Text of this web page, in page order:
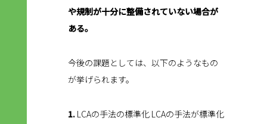
や規制が十分に整備されていない場合が
ある。
今後の課題としては、以下のようなもの
が挙げられます。
1. LCAの手法の標準化 LCAの手法が標準化